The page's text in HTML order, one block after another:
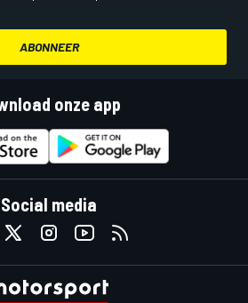
ABONNEER
onze app
Social media